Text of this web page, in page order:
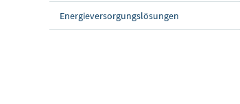
Energieversorgungslösungen